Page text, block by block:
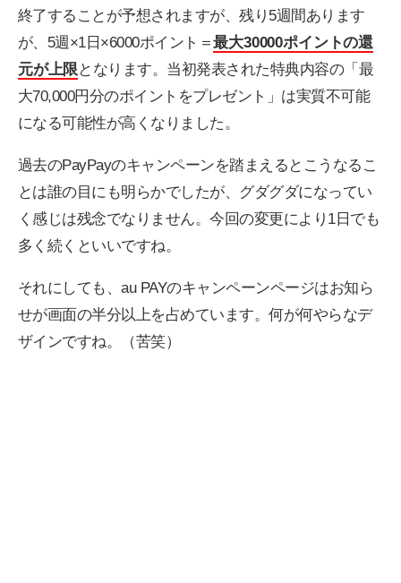
終了することが予想されますが、残り5週間あります
が、5週×1日×6000ポイント＝最大30000ポイントの還
元が上限 となります。当初発表された特典内容の「最
大70,000円分のポイントをプレゼント」は実質不可能
になる可能性が高くなりました。
過去のPayPayのキャンペーンを踏まえるとこうなるこ
とは誰の目にも明らかでしたが、グダグダになってい
く感じは残念でなりません。今回の変更により1日でも
多く続くといいですね。
それにしても、au PAYのキャンペーンページはお知ら
せが画面の半分以上を占めています。何が何やらなデ
ザインですね。（苦笑）